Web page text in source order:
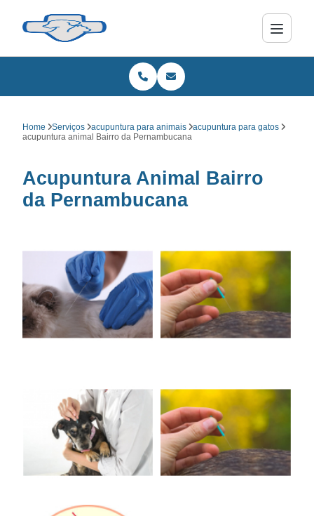
Home Serviços acupuntura para animais
acupuntura para gatos
acupuntura animal Bairro da Pernambucana
Acupuntura Animal Bairro
da Pernambucana